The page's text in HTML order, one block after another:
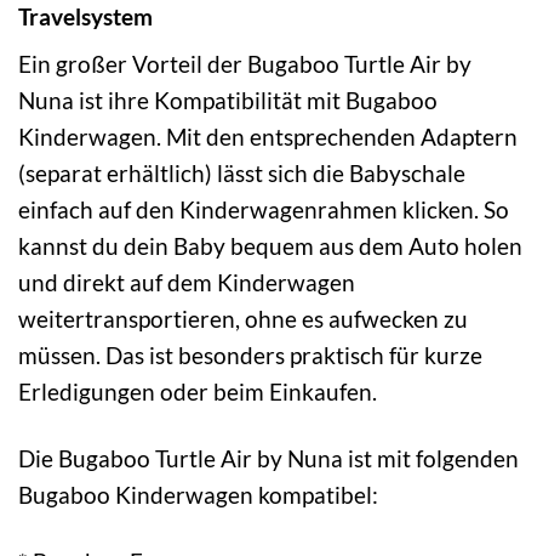
Travelsystem
Ein großer Vorteil der Bugaboo Turtle Air by
Nuna ist ihre Kompatibilität mit Bugaboo
Kinderwagen. Mit den entsprechenden Adaptern
(separat erhältlich) lässt sich die Babyschale
einfach auf den Kinderwagenrahmen klicken. So
kannst du dein Baby bequem aus dem Auto holen
und direkt auf dem Kinderwagen
weitertransportieren, ohne es aufwecken zu
müssen. Das ist besonders praktisch für kurze
Erledigungen oder beim Einkaufen.
Die Bugaboo Turtle Air by Nuna ist mit folgenden
Bugaboo Kinderwagen kompatibel: